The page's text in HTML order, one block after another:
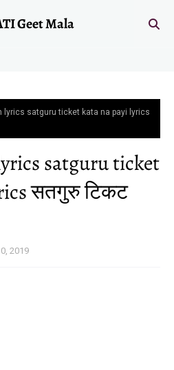
Geet Mala
lyrics satguru ticket kata na payi lyrics
satguru ticket
सतगुरु टिकट
2019